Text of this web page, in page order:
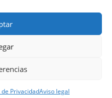
de PrivacidadAviso legal
reservados –